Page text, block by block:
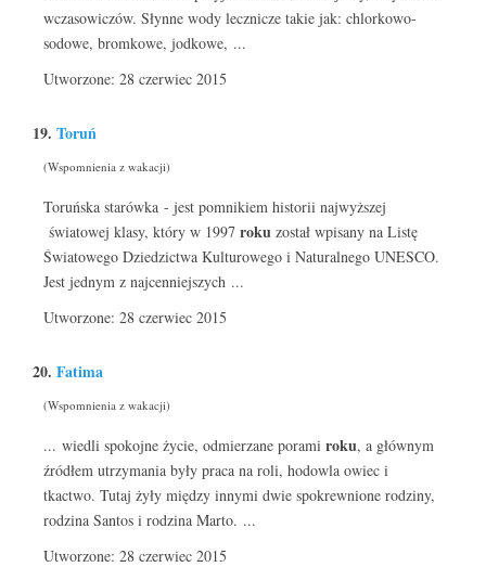
wczasowiczów. Słynne wody lecznicze takie jak: chlorkowo-
sodowe, bromkowe, jodkowe, ...
Utworzone: 28 czerwiec 2015
19. Toruń
(Wspomnienia z wakacji)
Toruńska starówka - jest pomnikiem historii najwyższej
światowej klasy, który w 1997 roku został wpisany na Listę
Światowego Dziedzictwa Kulturowego i Naturalnego UNESCO.
Jest jednym z najcenniejszych ...
Utworzone: 28 czerwiec 2015
20. Fatima
(Wspomnienia z wakacji)
... wiedli spokojne życie, odmierzane porami roku, a głównym
źródłem utrzymania były praca na roli, hodowla owiec i
tkactwo. Tutaj żyły między innymi dwie spokrewnione rodziny,
rodzina Santos i rodzina Marto. ...
Utworzone: 28 czerwiec 2015